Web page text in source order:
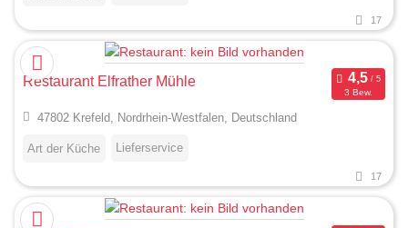
17
Restaurant Elfrather Mühle
3 Bew.
47802 Krefeld, Nordrhein-Westfalen, Deutschland
Art der Küche Lieferservice
17